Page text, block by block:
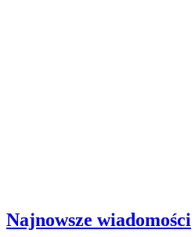
Najnowsze wiadomości